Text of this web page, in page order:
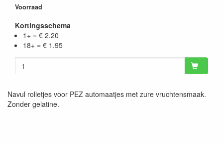
Voorraad
Kortingsschema
1+ = € 2.20
18+ = € 1.95
Navul rolletjes voor PEZ automaatjes met zure vruchtensmaak.
Zonder gelatine.